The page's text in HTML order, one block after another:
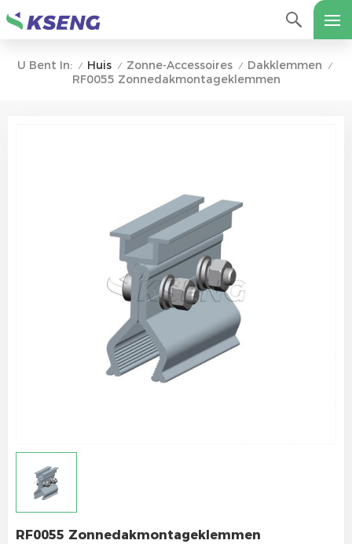
U Bent In: / Huis / Zonne-Accessoires / Dakklemmen /
RF0055 Zonnedakmontageklemmen
RF0055 Zonnedakmontageklemmen